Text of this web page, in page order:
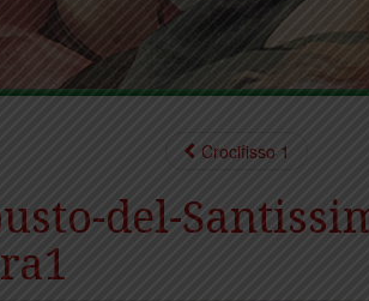
Crocifisso 1
del-